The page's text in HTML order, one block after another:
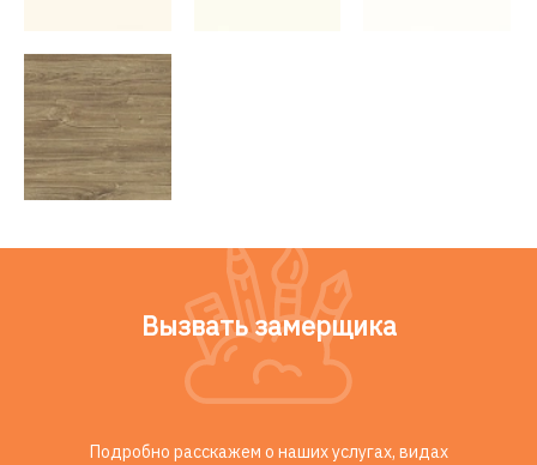
Вызвать замерщика
Подробно расскажем о наших услугах, видах